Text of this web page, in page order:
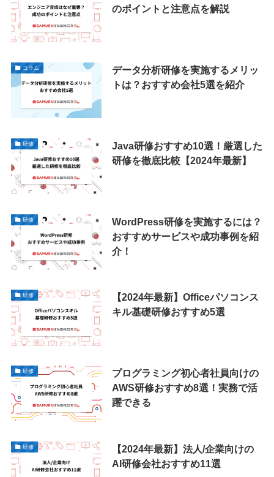
のポイントと注意点を解説
コラム
データ分析研修を実施するメリッ
トは？おすすめ会社5選を紹介
研修
Java研修おすすめ10選！厳選した
研修を徹底比較​【2024年最新】
研修
WordPress研修を実施するには？
おすすめサービスや成功事例を紹
介！
研修
【2024年最新】Officeパソコンス
キル基礎研修おすすめ5選
研修
プログラミング初心者社員向けの
AWS研修おすすめ8選！実務で活
躍できる
研修
【2024年最新】法人/企業向けの
AI研修会社おすすめ11選